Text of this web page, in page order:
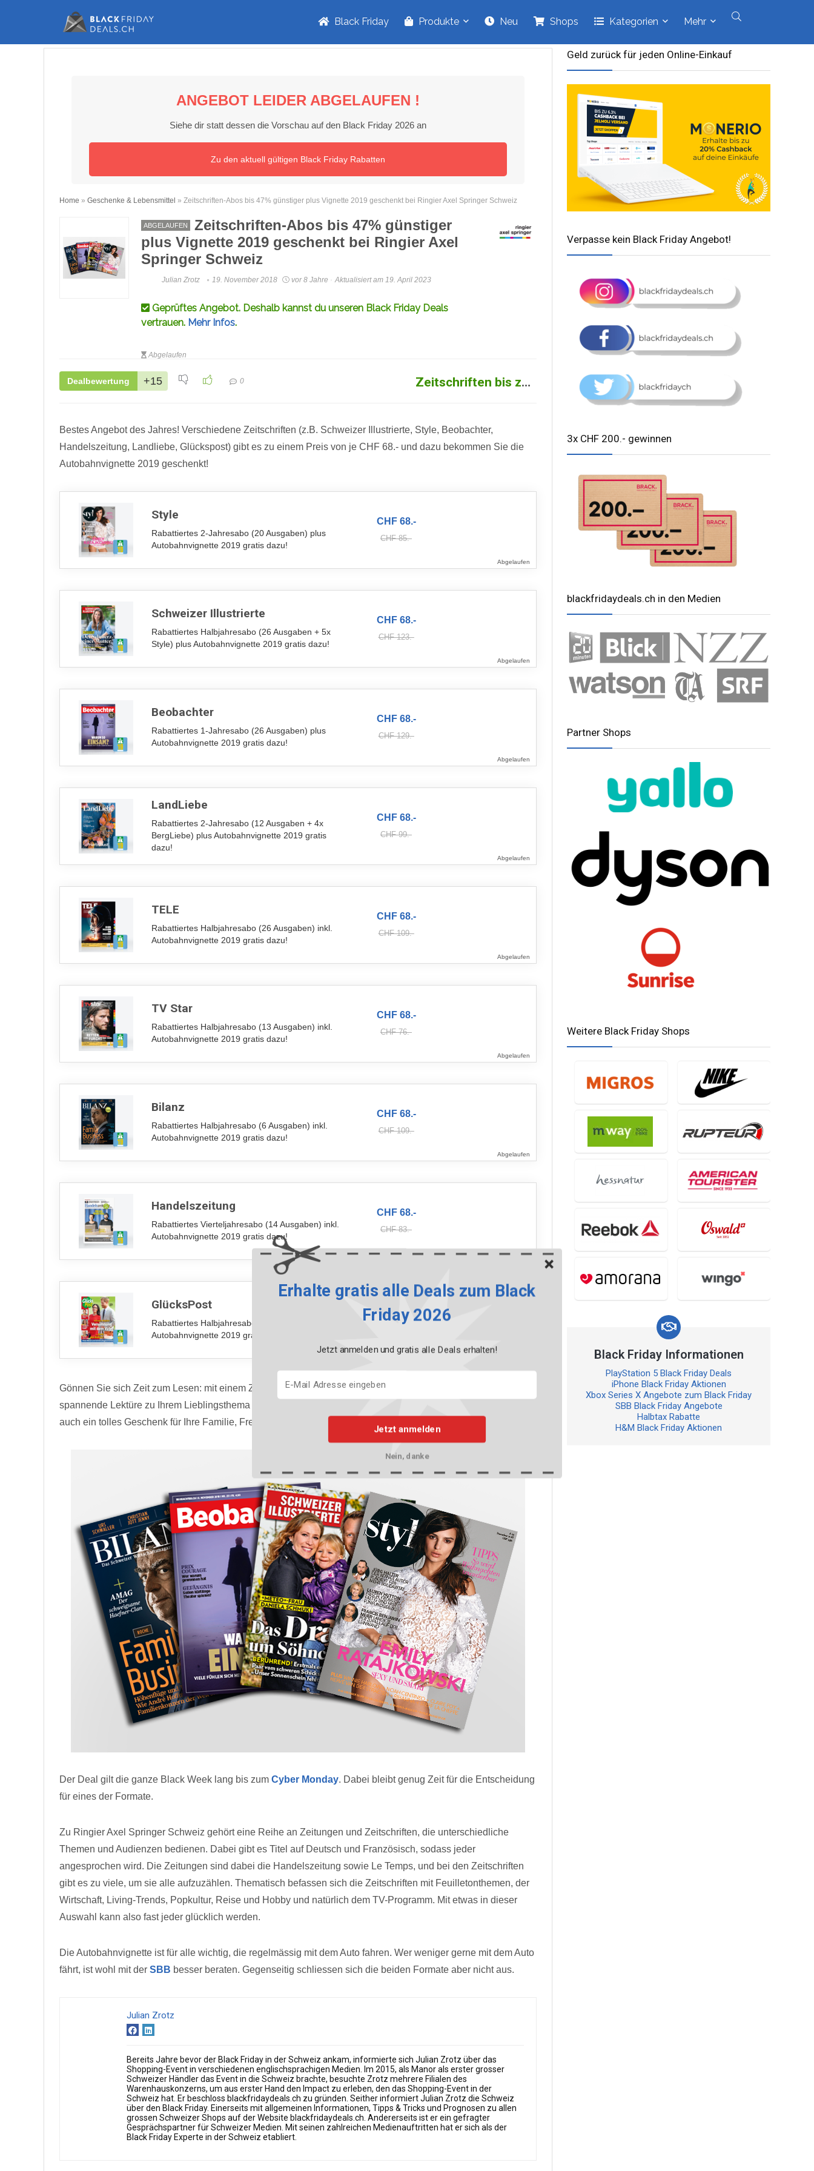
Black Friday Produkte Neu Shops Kategorien Mehr
ANGEBOT LEIDER ABGELAUFEN !
Siehe dir statt dessen die Vorschau auf den Black Friday 2026 an
Zu den aktuell gültigen Black Friday Rabatten
Home » Geschenke & Lebensmittel » Zeitschriften-Abos bis 47% günstiger plus Vignette 2019 geschenkt bei Ringier Axel Springer Schweiz
ABGELAUFEN
Zeitschriften-Abos bis 47% günstiger
plus Vignette 2019 geschenkt bei Ringier Axel
Springer Schweiz
Julian Zrotz 19. November 2018 vor 8 Jahre Aktualisiert am 19. April 2023
Geprüftes Angebot. Deshalb kannst du unseren Black Friday Deals
vertrauen. Mehr Infos.
Abgelaufen
Dealbewertung +15 0 Zeitschriften bis zu 47% günstiger, Vignette geschenkt
Bestes Angebot des Jahres! Verschiedene Zeitschriften (z.B. Schweizer Illustrierte, Style, Beobachter,
Handelszeitung, Landliebe, Glückspost) gibt es zu einem Preis von je CHF 68.- und dazu bekommen Sie die
Autobahnvignette 2019 geschenkt!
Style
Rabattiertes 2-Jahresabo (20 Ausgaben) plus
Autobahnvignette 2019 gratis dazu!
CHF 68.-
CHF 85.-
Abgelaufen
Schweizer Illustrierte
Rabattiertes Halbjahresabo (26 Ausgaben + 5x
Style) plus Autobahnvignette 2019 gratis dazu!
CHF 68.-
CHF 123.-
Abgelaufen
Beobachter
Rabattiertes 1-Jahresabo (26 Ausgaben) plus
Autobahnvignette 2019 gratis dazu!
CHF 68.-
CHF 129.-
Abgelaufen
LandLiebe
Rabattiertes 2-Jahresabo (12 Ausgaben + 4x
BergLiebe) plus Autobahnvignette 2019 gratis
dazu!
CHF 68.-
CHF 99.-
Abgelaufen
TELE
Rabattiertes Halbjahresabo (26 Ausgaben) inkl.
Autobahnvignette 2019 gratis dazu!
CHF 68.-
CHF 109.-
Abgelaufen
TV Star
Rabattiertes Halbjahresabo (13 Ausgaben) inkl.
Autobahnvignette 2019 gratis dazu!
CHF 68.-
CHF 76.-
Abgelaufen
Bilanz
Rabattiertes Halbjahresabo (6 Ausgaben) inkl.
Autobahnvignette 2019 gratis dazu!
CHF 68.-
CHF 109.-
Abgelaufen
Handelszeitung
Rabattiertes Vierteljahresabo (14 Ausgaben) inkl.
Autobahnvignette 2019 gratis dazu!
CHF 68.-
CHF 83.-
Abgelaufen
GlücksPost
Rabattiertes Halbjahresabo (26 Ausgaben) inkl.
Autobahnvignette 2019 gratis dazu!
CHF 68.-
Gönnen Sie sich Zeit zum Lesen: mit einem Zeitschriften-Abonnement erhalten Sie regelmässig eine
spannende Lektüre zu Ihrem Lieblingsthema direkt in Ihren Briefkasten zugestellt. Übrigens: unsere Abos sind
auch ein tolles Geschenk für Ihre Familie, Freunde oder Nachbarn!
Der Deal gilt die ganze Black Week lang bis zum Cyber Monday. Dabei bleibt genug Zeit für die Entscheidung
für eines der Formate.
Zu Ringier Axel Springer Schweiz gehört eine Reihe an Zeitungen und Zeitschriften, die unterschiedliche
Themen und Audienzen bedienen. Dabei gibt es Titel auf Deutsch und Französisch, sodass jeder
angesprochen wird. Die Zeitungen sind dabei die Handelszeitung sowie Le Temps, und bei den Zeitschriften
gibt es zu viele, um sie alle aufzuzählen. Thematisch befassen sich die Zeitschriften mit Feuilletonthemen, der
Wirtschaft, Living-Trends, Popkultur, Reise und Hobby und natürlich dem TV-Programm. Mit etwas in dieser
Auswahl kann also fast jeder glücklich werden.
Die Autobahnvignette ist für alle wichtig, die regelmässig mit dem Auto fahren. Wer weniger gerne mit dem Auto
fährt, ist wohl mit der SBB besser beraten. Gegenseitig schliessen sich die beiden Formate aber nicht aus.
Julian Zrotz
Bereits Jahre bevor der Black Friday in der Schweiz ankam, informierte sich Julian Zrotz über das
Shopping-Event in verschiedenen englischsprachigen Medien. Im 2015, als Manor als erster grosser
Schweizer Händler das Event in die Schweiz brachte, besuchte Zrotz mehrere Filialen des
Warenhauskonzerns, um aus erster Hand den Impact zu erleben, den das Shopping-Event in der
Schweiz hat. Er beschloss blackfridaydeals.ch zu gründen. Seither informiert Julian Zrotz die Schweiz
über den Black Friday. Einerseits mit allgemeinen Informationen, Tipps & Tricks und Prognosen zu allen
grossen Schweizer Shops auf der Website blackfridaydeals.ch. Andererseits ist er ein gefragter
Gesprächspartner für Schweizer Medien. Mit seinen zahlreichen Medienauftritten hat er sich als der
Black Friday Experte in der Schweiz etabliert.
Geld zurück für jeden Online-Einkauf
Verpasse kein Black Friday Angebot!
3x CHF 200.- gewinnen
blackfridaydeals.ch in den Medien
Partner Shops
Weitere Black Friday Shops
Black Friday Informationen
PlayStation 5 Black Friday Deals
iPhone Black Friday Aktionen
Xbox Series X Angebote zum Black Friday
SBB Black Friday Angebote
Halbtax Rabatte
H&M Black Friday Aktionen
Jetzt anmelden
Erhalte gratis alle Deals zum Black
Friday 2026
Jetzt anmelden und gratis alle Deals erhalten!
Nein, danke